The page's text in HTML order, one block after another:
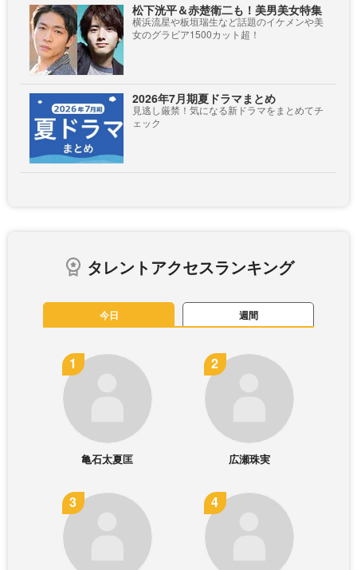
松下洸平＆赤楚衛二も！美男美女特集
横浜流星や板垣瑞生など話題のイケメンや美
女のグラビア1500カット超！
2026年7月期夏ドラマまとめ
見逃し厳禁！気になる新ドラマをまとめてチ
ェック
タレントアクセスランキング
今日 週間
亀石太夏匡 広瀬珠実